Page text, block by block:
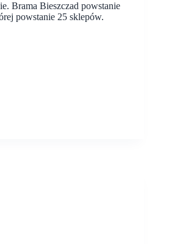
Brama Bieszczad powstanie
powstanie 25 sklepów.